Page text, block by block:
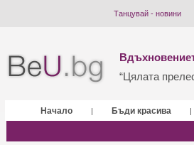
Танцувай - новини
“Цялата
Начало | Бъди красива |